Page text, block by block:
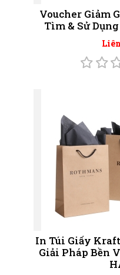
Voucher Giảm
Tìm & Sử
In Túi Giấy
Giải Pháp Bền